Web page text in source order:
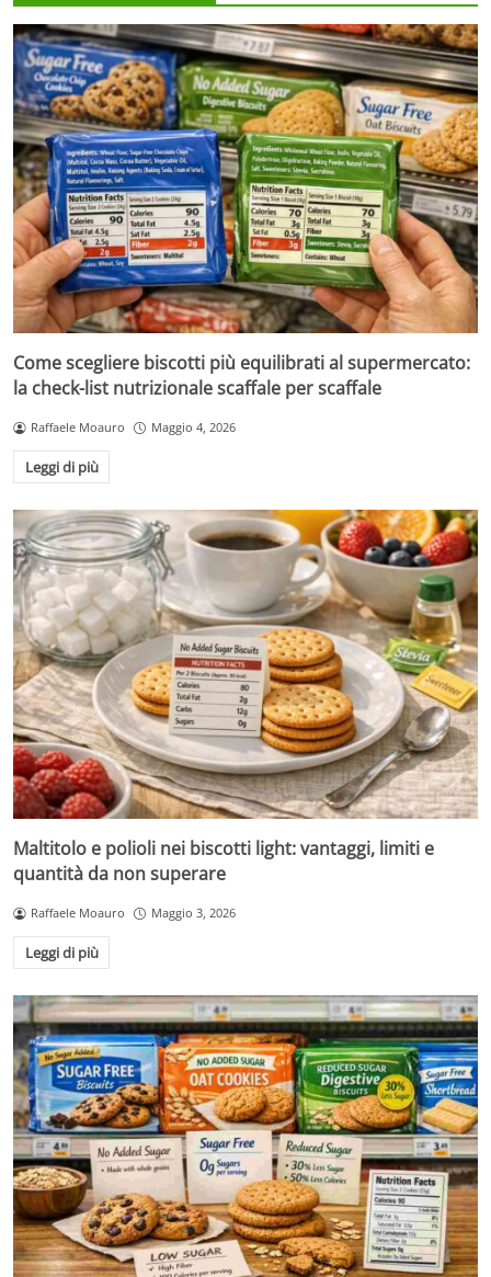
Come scegliere biscotti più equilibrati al supermercato:
la check-list nutrizionale scaffale per scaffale
Raffaele Moauro Maggio 4, 2026
Leggi di più
Maltitolo e polioli nei biscotti light: vantaggi, limiti e
quantità da non superare
Raffaele Moauro Maggio 3, 2026
Leggi di più